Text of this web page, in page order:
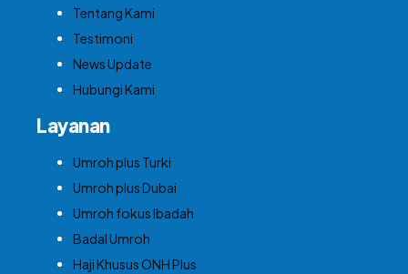
Tentang Kami
Testimoni
News Update
Hubungi Kami
Layanan
Umroh plus Turki
Umroh plus Dubai
Umroh fokus Ibadah
Badal Umroh
Haji Khusus ONH Plus